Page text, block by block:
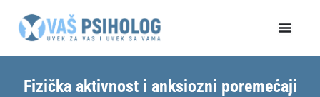
Fizička aktivnost i anksiozni poremećaji